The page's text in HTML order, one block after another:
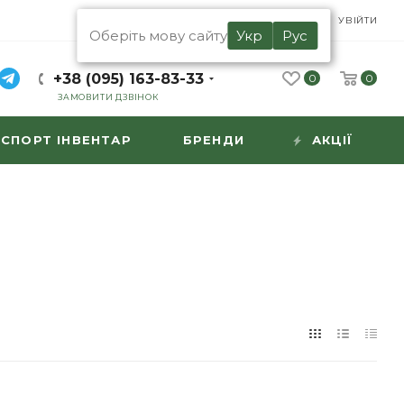
RU
Оберіть мову сайту Укр Рус
УВІЙТИ
+38 (095) 163-83-33
ЗАМОВИТИ ДЗВІНОК
0 0
СПОРТ ІНВЕНТАР БРЕНДИ АКЦІЇ